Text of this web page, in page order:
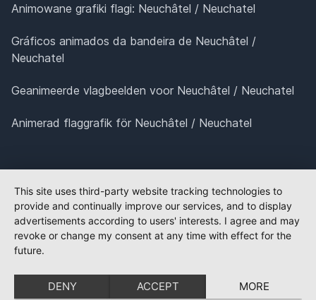
Animowane grafiki flagi: Neuchâtel / Neuchatel
Gráficos animados da bandeira de Neuchâtel /
Neuchatel
Geanimeerde vlagbeelden voor Neuchâtel / Neuchatel
Animerad flaggrafik för Neuchâtel / Neuchatel
This site uses third-party website tracking technologies to
provide and continually improve our services, and to display
advertisements according to users' interests. I agree and may
revoke or change my consent at any time with effect for the
future.
DENY ACCEPT MORE